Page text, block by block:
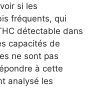
si les
fréquents, qui
détectable dans
capacités de
ne sont pas
à cette
analysé les